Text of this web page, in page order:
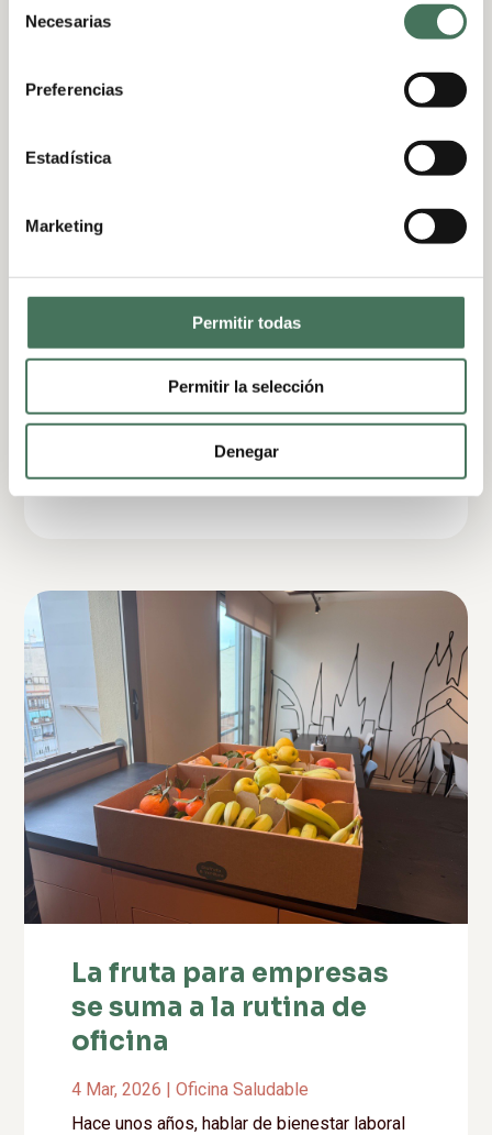
Necesarias
Preferencias
Estadística
Marketing
Permitir todas
Permitir la selección
Denegar
absentismo laboral
de trabajo saludables
26 Mar, 2026|Oficina Saludable
El absentismo laboral es uno de los grandes
inevitables, existen otros factores como el
cansancio, la desmotivación o los malos
hábitos que influyen directamente en la
asistencia y el...
La fruta para empresas
se suma a la rutina de
oficina
4 Mar, 2026 |Oficina Saludable
Hace unos años, hablar de bienestar laboral